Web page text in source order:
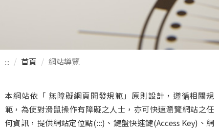
::: 首頁 網站導覽
本網站依「 無障礙網頁開發規範」原則設計，遵循相關規
範，為使對滑鼠操作有障礙之人士，亦可快速瀏覽網站之任
何資訊，提供網站定位點(:::)、鍵盤快速鍵(Access Key)、網